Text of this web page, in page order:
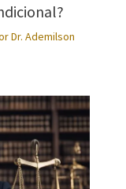
Dr. Ademilson